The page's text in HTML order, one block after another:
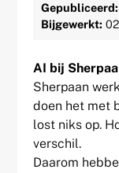
Gepubliceerd:
Bijgewerkt:
AI bij
Sherpaan
doen het met
lost niks op.
verschil.
Daarom